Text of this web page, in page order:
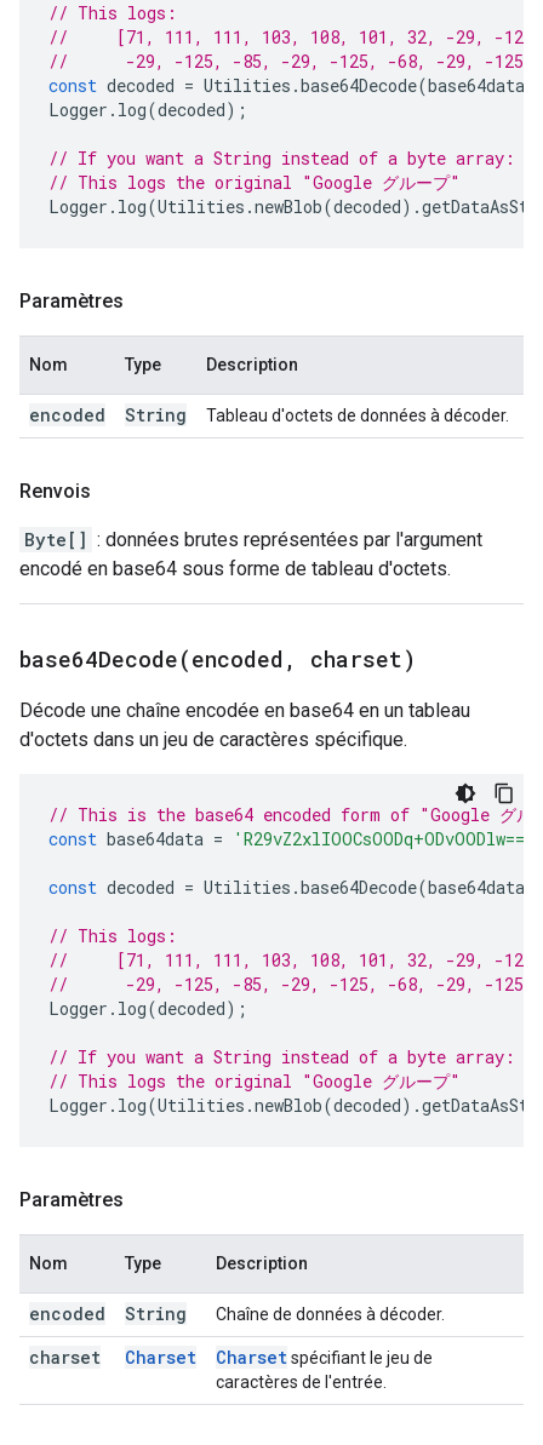
// This logs:
//     [71, 111, 111, 103, 108, 101, 32, -29, -
//      -29, -125, -85, -29, -125, -68, -29, -125,
const decoded = Utilities .base64Decode(base64data
Logger . log(decoded);
// If you want a String instead of a byte array:
// This logs the original "Google グループ"
Logger . log(Utilities .newBlob(decoded).
Paramètres
Nom Type Description
encoded String Tableau d'octets de données à décoder.
Renvois
Byte[] : données brutes représentées par l'argument
encodé en base64 sous forme de tableau d'octets.
base64Decode(encoded , charset)
Décode une chaîne encodée en base64 en un tableau
d'octets dans un jeu de caractères spécifique.
// This is the base64 encoded form of "Google グル
const base64data = 'R29vZ2xlIOOCsOODq+ODvOODlw=='
const decoded = Utilities .base64Decode(base64data
// This logs:
//     [71, 111, 111, 103, 108, 101, 32, -29, -
//      -29, -125, -85, -29, -125, -68, -29, -125,
Logger . log(decoded);
// If you want a String instead of a byte array:
// This logs the original "Google グループ"
Logger . log(Utilities .newBlob(decoded).
Paramètres
Nom Type Description
encoded String Chaîne de données à décoder.
charset Charset Charsetspécifiant le jeu de
caractères de l'entrée.